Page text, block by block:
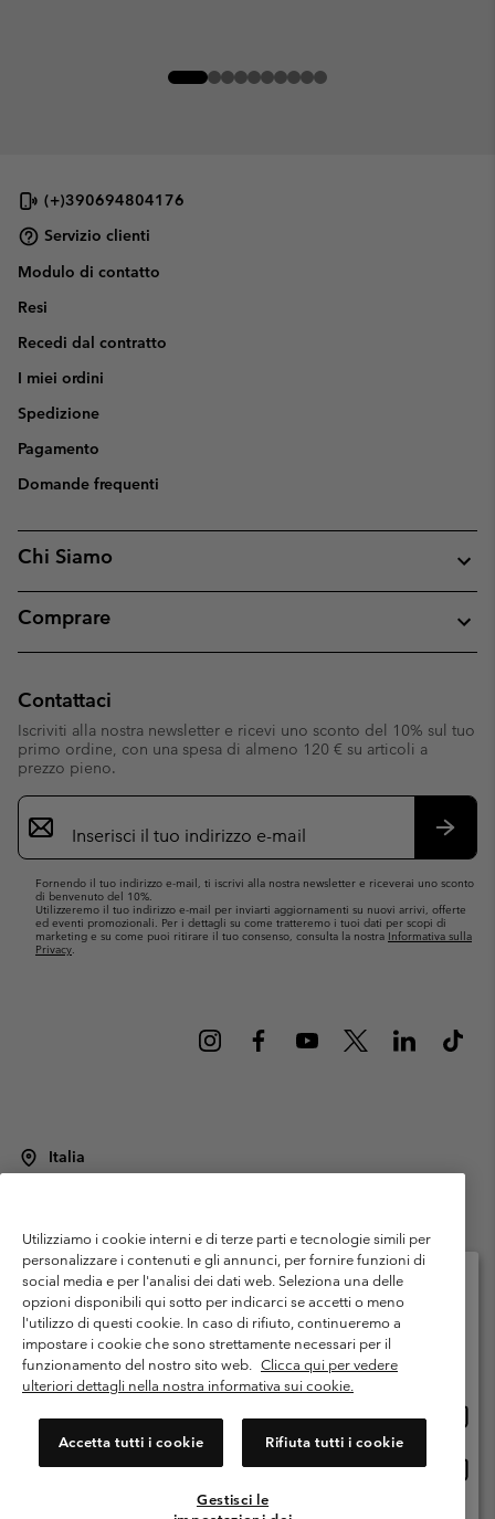
(+)390694804176
Servizio clienti
Modulo di contatto
Resi
Recedi dal contratto
I miei ordini
Spedizione
Pagamento
Domande frequenti
Chi Siamo
Comprare
Contattaci
Iscriviti alla nostra newsletter e ricevi uno sconto del 10% sul tuo
primo ordine, con una spesa di almeno 120 € su articoli a
prezzo pieno.
Iscrizione
e-
mail
Fornendo il tuo indirizzo e-mail, ti iscrivi alla nostra newsletter e riceverai uno sconto
di benvenuto del 10%.
Utilizzeremo il tuo indirizzo e-mail per inviarti aggiornamenti su nuovi arrivi, offerte
ed eventi promozionali. Per i dettagli su come tratteremo i tuoi dati per scopi di
marketing e su come puoi ritirare il tuo consenso, consulta la nostra Informativa sulla
Privacy.
Italia
Termini di utilizzo
Condizioni Generali di Venditaa
Garanzia
Politica sulla privacy
Termini e condizioni del programma di membership
Condizioni di utilizzo dei contenuti generati dagli utenti
Impressum
Cookies
Public CBCR
Servizio clienti: Lun. - ven. 9:00 - 13:00 & 14:00- 18:00
(+)390694804176
Utilizziamo i cookie interni e di terze parti e tecnologie simili per
personalizzare i contenuti e gli annunci, per fornire funzioni di
social media e per l'analisi dei dati web. Seleziona una delle
opzioni disponibili qui sotto per indicarci se accetti o meno
l'utilizzo di questi cookie. In caso di rifiuto, continueremo a
impostare i cookie che sono strettamente necessari per il
funzionamento del nostro sito web. Clicca qui per vedere
ulteriori dettagli nella nostra informativa sui cookie.
Accetta tutti i cookie Rifiuta tutti i cookie
Gestisci le
Seleziona il paese di spedizione e la lingua
Shopping online disponibile
online
Italia
online